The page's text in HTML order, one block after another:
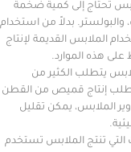
إلى كمية ضخمة
بدلاً من استخدام
القديمة لإنتاج
الكثير من
قميص من القطن
يمكن تقليل
الملابس تستخدم